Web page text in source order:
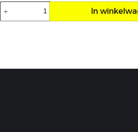
Power
commander
6
In